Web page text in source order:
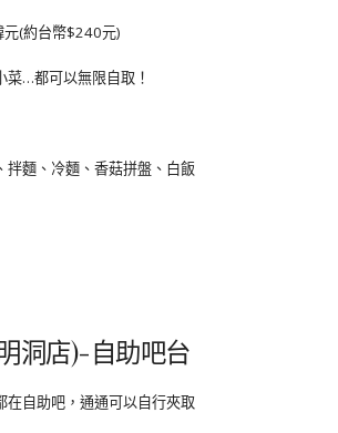
(約台幣$240元)
菜…都可以無限自取！
拌麵、冷麵、香菇拼盤、白飯
洞店)-自助吧台
在自助吧，通通可以自行夾取